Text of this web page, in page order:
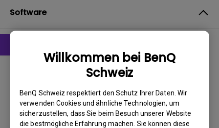
Willkommen bei BenQ
Schweiz
BenQ Schweiz respektiert den Schutz Ihrer Daten. Wir
verwenden Cookies und ähnliche Technologien, um
sicherzustellen, dass Sie beim Besuch unserer Website
die bestmögliche Erfahrung machen. Sie können diese
Software
BS:Windows
OS Version:Windows 7/8/10
Version:
MP